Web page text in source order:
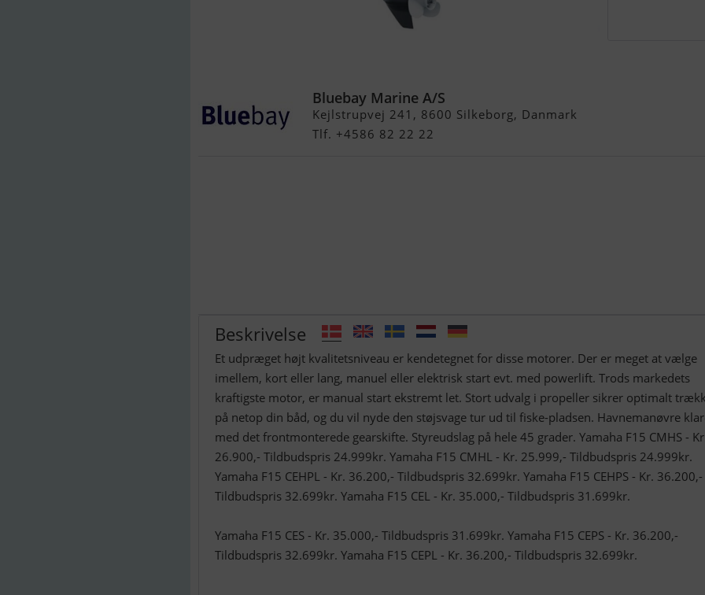
Bluebay Marine A/S
Kejlstrupvej 241, 8600 Silkeborg, Danmark
Tlf. +4586 82 22 22
Beskrivelse
Et udpræget højt kvalitetsniveau er kendetegnet for disse motorer. Der er meget at vælge
imellem, kort eller lang, manuel eller elektrisk start evt. med powerlift. Trods markedets
kraftigste motor, er manual start ekstremt let. Stort udvalg i propeller sikrer optimalt
på netop din båd, og du vil nyde den støjsvage tur ud til fiske-pladsen. Havnemanøvre
med det frontmonterede gearskifte. Styreudslag på hele 45 grader. Yamaha F15 CMHS -
26.900,- Tildbudspris 24.999kr. Yamaha F15 CMHL - Kr. 25.999,- Tildbudspris 24.999kr.
Yamaha F15 CEHPL - Kr. 36.200,- Tildbudspris 32.699kr. Yamaha F15 CEHPS - Kr. 36.200,-
Tildbudspris 32.699kr. Yamaha F15 CEL - Kr. 35.000,- Tildbudspris 31.699kr.
Yamaha F15 CES - Kr. 35.000,- Tildbudspris 31.699kr. Yamaha F15 CEPS - Kr. 36.200,-
Tildbudspris 32.699kr. Yamaha F15 CEPL - Kr. 36.200,- Tildbudspris 32.699kr.